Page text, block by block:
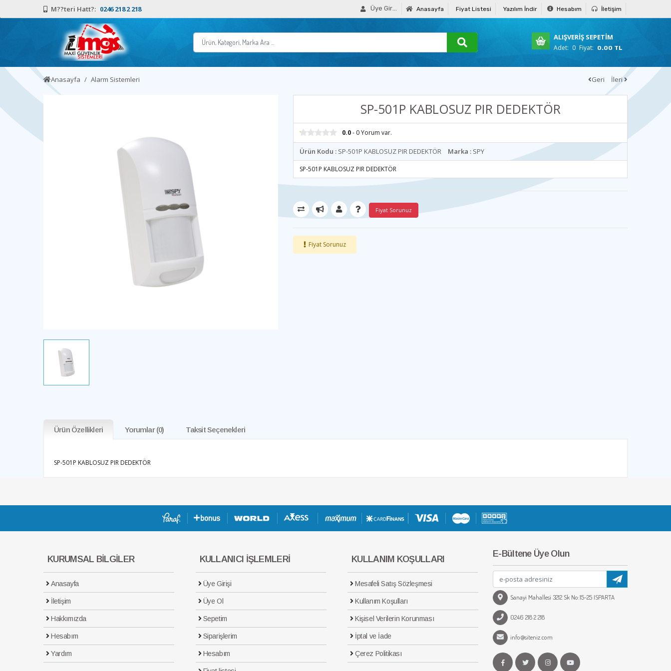
M??teri Hatt?: 0246 218 2 218 Üye Girişi Anasayfa Fiyat Listesi Yazılım İndir Hesabım İletişim
ALIŞVERİŞ SEPETİM
Adet: 0 Fiyat: 0.00 TL
Anasayfa Alarm Sistemleri Geri İleri
SP-501P KABLOSUZ PIR DEDEKTÖR
0.0- 0 Yorum var.
Ürün Kodu : SP-501P KABLOSUZ PIR DEDEKTÖR Marka : SPY
SP-501P KABLOSUZ PIR DEDEKTÖR
Fiyat Sorunuz
Fiyat Sorunuz
Ürün Özellikleri Yorumlar(0) Taksit Seçenekleri
SP-501P KABLOSUZ PIR DEDEKTÖR
KURUMSAL BİLGİLER
Anasayfa
İletişim
Hakkımızda
Hesabım
Yardım
KULLANICI İŞLEMLERİ
Üye Girişi
Üye Ol
Sepetim
Siparişlerim
Hesabım
KULLANIM KOŞULLARI
Mesafeli Satış Sözleşmesi
Kullanım Koşulları
Kişisel Verilerin Korunması
İptal ve İade
Çerez Politikası
E-Bültene Üye Olun
Sanayi Mahallesi 3212 Sk No:15-25 ISPARTA
0246 218 2 218
info@siteniz.com